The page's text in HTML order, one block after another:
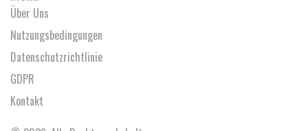
Über Uns
Nutzungsbedingungen
Datenschutzrichtlinie
GDPR
Kontakt